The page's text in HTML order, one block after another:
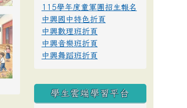
115學年度童軍團招生報名
中興國中特色折頁
中興數理班折頁
中興音樂班折頁
中興舞蹈班折頁
學生雲端學習平台